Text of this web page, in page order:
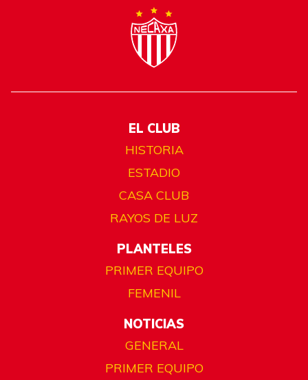
EL CLUB
HISTORIA
ESTADIO
CASA CLUB
RAYOS DE LUZ
PLANTELES
PRIMER EQUIPO
FEMENIL
NOTICIAS
GENERAL
PRIMER EQUIPO